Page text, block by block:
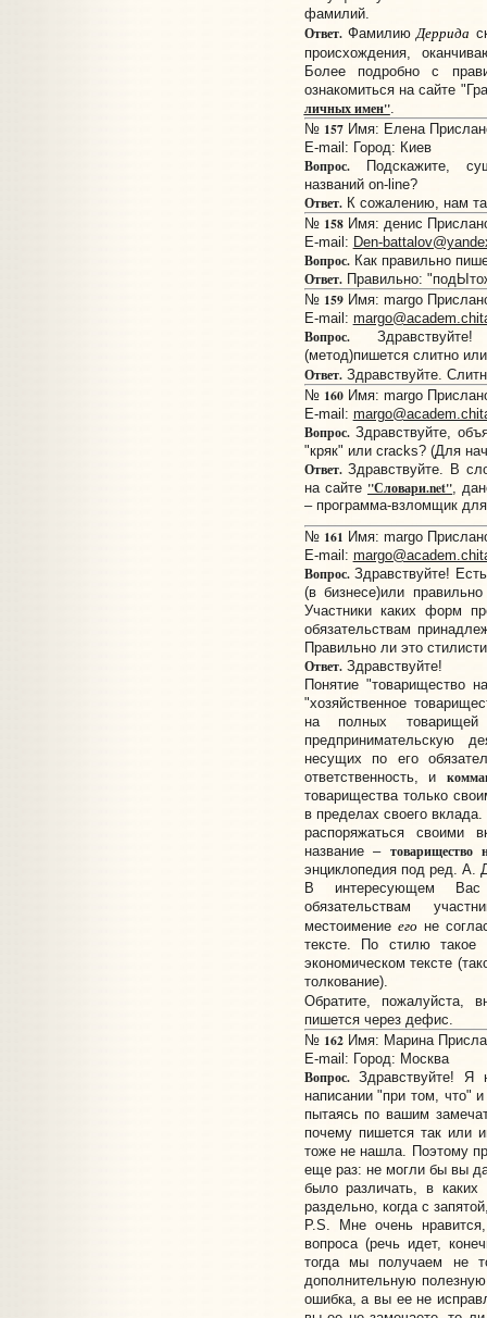
фамилий.
Ответ.ФамилиюДеррида
происхождения,
Более подробно с
ознакомиться на сайте
личных имен".
№ 157Имя: Елена
E-mail: Город: Киев
Вопрос.Подскажите,
названий on-line?
Ответ.К сожалению, нам
№ 158Имя: денис
E-mail: Den-
Вопрос.Как правильно
Ответ.Правильно:
№ 159Имя: margo
E-mail:
Вопрос.Здравствуйте!
(метод)пишется слитно
Ответ.Здравствуйте.
№ 160Имя: margo
E-mail:
Вопрос.Здравствуйте,
"кряк" или cracks? (Для
Ответ.Здравствуйте. В
на сайте "Словари.net",
– программа-взломщик
№ 161 Имя: margo
E-mail:
Вопрос.Здравствуйте!
(в бизнесе)или
Участники каких форм
обязательствам
Правильно ли это
Ответ.Здравствуйте!
Понятие "товарищество
"хозяйственное
на полных
предпринимательскую
несущих по его
ответственность, и
товарищества только
в пределах своего
распоряжаться своими
название –товарищество
энциклопедия под ред. А.
В интересующем Вас
обязательствам
местоимение его не
тексте. По стилю такое
экономическом тексте
толкование).
Обратите, пожалуйста,
пишется через дефис.
№ 162Имя: Марина
E-mail: Город: Москва
Вопрос.Здравствуйте! Я
написании "при том, что"
пытаясь по вашим
почему пишется так или
тоже не нашла. Поэтому
еще раз: не могли бы вы
было различать, в
раздельно, когда с
P.S. Мне очень
вопроса (речь идет,
тогда мы получаем не
дополнительную
ошибка, а вы ее не